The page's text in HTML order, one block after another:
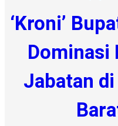
‘Kroni’
Dominasi
Jabatan di